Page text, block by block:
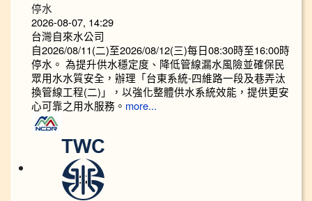
停水
2026-08-07, 14:29
台灣自來水公司
自2026/08/11(二)至2026/08/12(三)每日08:30時至16:00時
停水。 為提升供水穩定度、降低管線漏水風險並確保民
眾用水水質安全，辦理「台東系統-四維路一段及巷弄汰
換管線工程(二)」，以強化整體供水系統效能，提供更安
心可靠之用水服務。 more...